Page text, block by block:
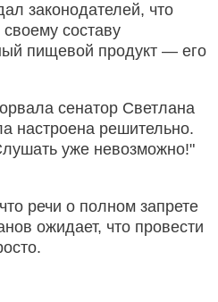
законодателей, что
составу
пищевой продукт — его
сенатор Светлана
настроена решительно.
уже невозможно!"
речи о полном запрете
ожидает, что провести